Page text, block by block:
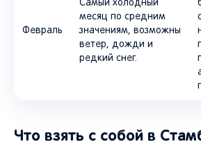
Февраль
Самый холодный
месяц по средним
значениям, возможны
ветер, дожди и
редкий снег.
Что взять с собой в